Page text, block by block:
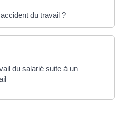
du travail ?
du salarié suite à un